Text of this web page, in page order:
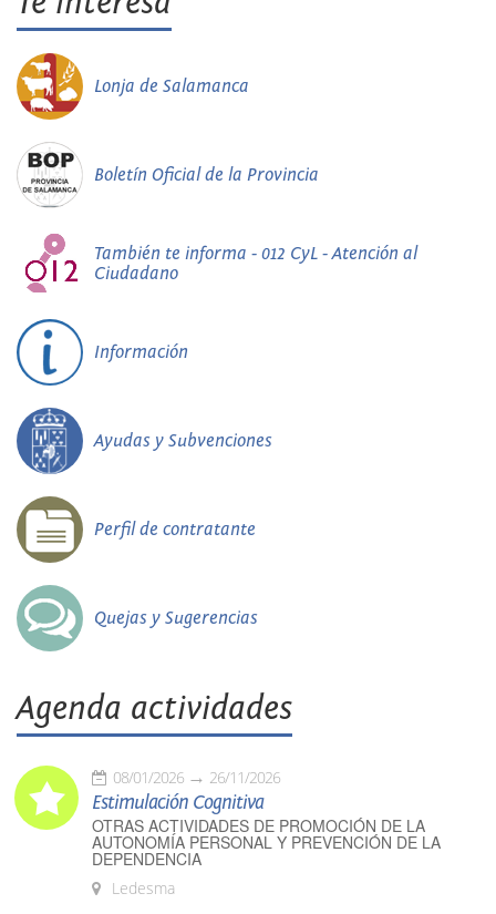
Lonja de Salamanca
Boletín Oficial de la Provincia
También te informa - 012 CyL - Atención al
Ciudadano
Información
Ayudas y Subvenciones
Perfil de contratante
Quejas y Sugerencias
Agenda actividades
08/01/2026 26/11/2026
Estimulación Cognitiva
OTRAS ACTIVIDADES DE PROMOCIÓN DE LA
AUTONOMÍA PERSONAL Y PREVENCIÓN DE LA
DEPENDENCIA
Ledesma